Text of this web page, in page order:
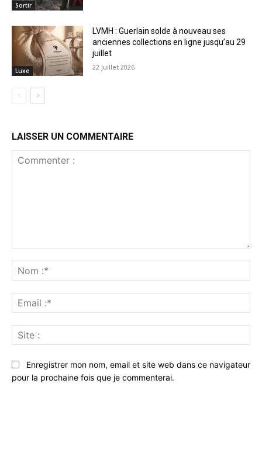
Sortir
Luxe
LVMH : Guerlain solde à nouveau ses
anciennes collections en ligne jusqu’au 29
juillet
22 juillet 2026
LAISSER UN COMMENTAIRE
:*
:*
:
Enregistrer mon nom, email et site web dans ce navigateur
pour la prochaine fois que je commenterai.